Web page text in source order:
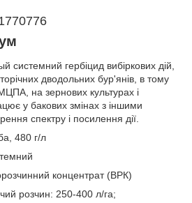
системний гербіцид вибіркових дій,
дводольних бур'янів, в тому
на зернових культурах і
у бакових змінах з іншими
спектру і посилення дії.
480 г/л
концентрат (ВРК)
розчин: 250-400 л/га;